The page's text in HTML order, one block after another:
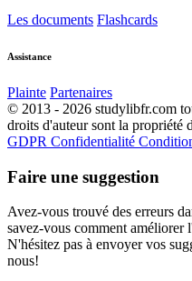
Les documents Flashcards
Assistance
Plainte Partenaires
© 2013 - 2026 studylibfr.com
droits d'auteur sont la propriété
GDPR Confidentialité
Faire une suggestion
Avez-vous trouvé des erreurs
savez-vous comment
N'hésitez pas à envoyer vos
nous!